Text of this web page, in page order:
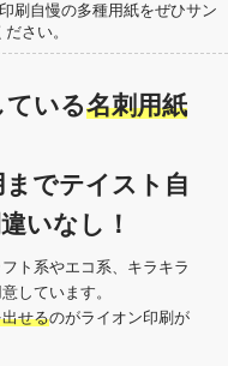
刷自慢の多種用紙をぜひサン
さい。
いる名刺用紙
でテイスト自
いなし！
ト系やエコ系、キラキラ
しています。
せるのがライオン印刷が